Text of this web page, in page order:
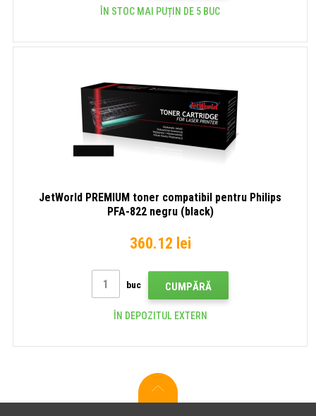
ÎN STOC MAI PUȚIN DE 5 BUC
JetWorld PREMIUM toner compatibil pentru Philips
PFA-822 negru (black)
360.12 lei
buc CUMPĂRĂ
ÎN DEPOZITUL EXTERN